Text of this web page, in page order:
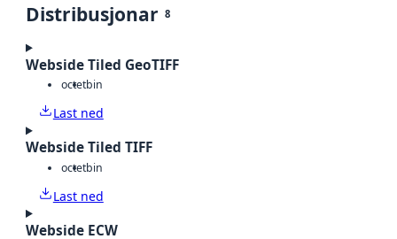
Distribusjonar 8
Webside Tiled GeoTIFF
octetbin
Last ned
Webside Tiled TIFF
octetbin
Last ned
Webside ECW